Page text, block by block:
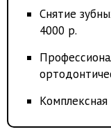
Снятие
4000 р.